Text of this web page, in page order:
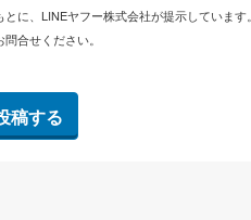
に、LINEヤフー株式会社が提示しています。
合せください。
稿する